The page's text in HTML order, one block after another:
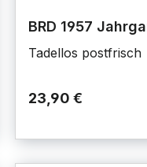
BRD 1957
Tadellos postfrisch
23,90 €